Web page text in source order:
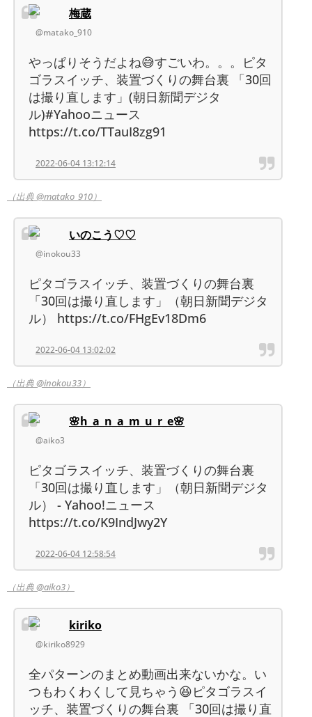
梅蔵
@matako_910
やっぱりそうだよね😅すごいわ。。。ピタ
ゴラスイッチ、装置づくりの舞台裏 「30回
は撮り直します」(朝日新聞デジタ
ル)#Yahooニュース
https://t.co/TTauI8zg91
2022-06-04 13:12:14
（出典 @matako_910）
いのこう♡♡
@inokou33
ピタゴラスイッチ、装置づくりの舞台裏
「30回は撮り直します」（朝日新聞デジタ
ル） https://t.co/FHgEv18Dm6
2022-06-04 13:02:02
（出典 @inokou33）
🌸h_a_n_a_m_u_r_e🌸
@aiko3
ピタゴラスイッチ、装置づくりの舞台裏
「30回は撮り直します」（朝日新聞デジタ
ル） - Yahoo!ニュース
https://t.co/K9IndJwy2Y
2022-06-04 12:58:54
（出典 @aiko3）
kiriko
@kiriko8929
全パターンのまとめ動画出来ないかな。い
つもわくわくして見ちゃう😆ピタゴラスイ
ッチ、装置づくりの舞台裏 「30回は撮り直